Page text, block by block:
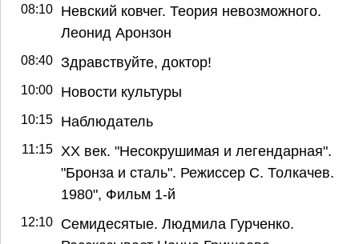
08:10
Невский ковчег. Теория невозможного.
Леонид Аронзон
08:40 Здравствуйте, доктор!
10:00 Новости культуры
10:15 Наблюдатель
11:15
ХХ век. "Несокрушимая и легендарная".
"Бронза и сталь". Режиссер С. Толкачев.
1980", Фильм 1-й
12:10
Семидесятые. Людмила Гурченко.